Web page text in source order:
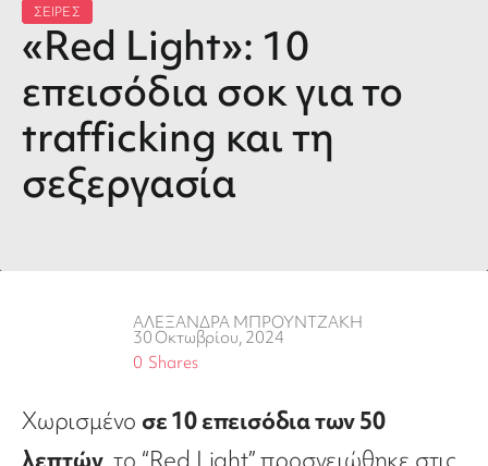
ΣΕΙΡΕΣ
«Red Light»: 10
επεισόδια σοκ για το
trafficking και τη
σεξεργασία
ΑΛΕΞΑΝΔΡΑ ΜΠΡΟΥΝΤΖΑΚΗ
30 Οκτωβρίου, 2024
Shares
0
Χωρισμένο σε 10 επεισόδια των 50
λεπτών, το “Red Light” προσγειώθηκε στις